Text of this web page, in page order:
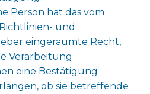
Person hat das vom
und
eingeräumte Recht,
Verarbeitung
eine Bestätigung
ob sie betreffende